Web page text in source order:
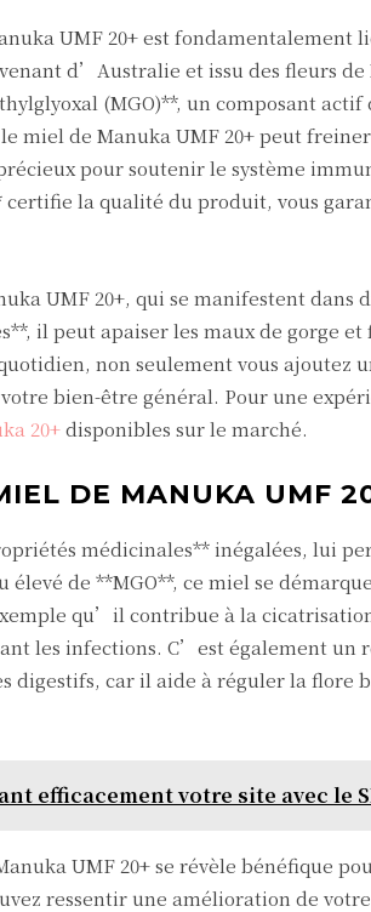
UMF 20+ est fondamentalement
d’Australie et issu des fleurs de
(MGO)**, un composant actif
miel de Manuka UMF 20+ peut
pour soutenir le système
la qualité du produit, vous
UMF 20+, qui se manifestent dans
il peut apaiser les maux de gorge et
non seulement vous ajoutez
bien-être général. Pour une
20+disponibles sur le marché.
DE MANUKA UMF
médicinales** inégalées, lui
de **MGO**, ce miel se
qu’il contribue à la
les infections. C’est également un
digestifs, car il aide à réguler la flore
efficacement votre site avec le
UMF 20+ se révèle bénéfique
ressentir une amélioration de